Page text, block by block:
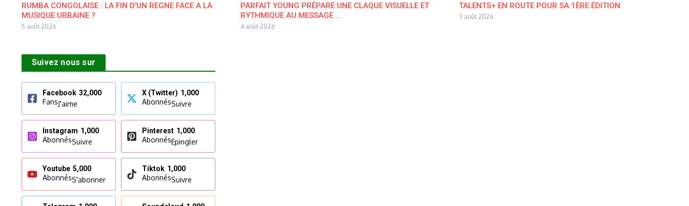
RUMBA CONGOLAISE : LA FIN D’UN REGNE FACE A LA
MUSIQUE URBAINE ?
5 août 2026
PARFAIT YOUNG PRÉPARE UNE CLAQUE VISUELLE ET
RYTHMIQUE AU MESSAGE ...
4 août 2026
TALENTS+ EN ROUTE POUR SA 1ÈRE ÉDITION
3 août 2026
Suivez nous sur
Facebook 32,000
FansJ'aime
X (Twitter) 1,000
AbonnésSuivre
Instagram 1,000
AbonnésSuivre
Pinterest 1,000
AbonnésEpingler
Youtube 5,000
AbonnésS'abonner
Tiktok 1,000
AbonnésSuivre